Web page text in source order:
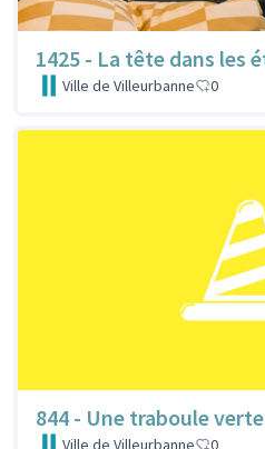
1425 - La tête dans les
Ville de Villeurbanne 0
844 - Une traboule
Ville de Villeurbanne 0